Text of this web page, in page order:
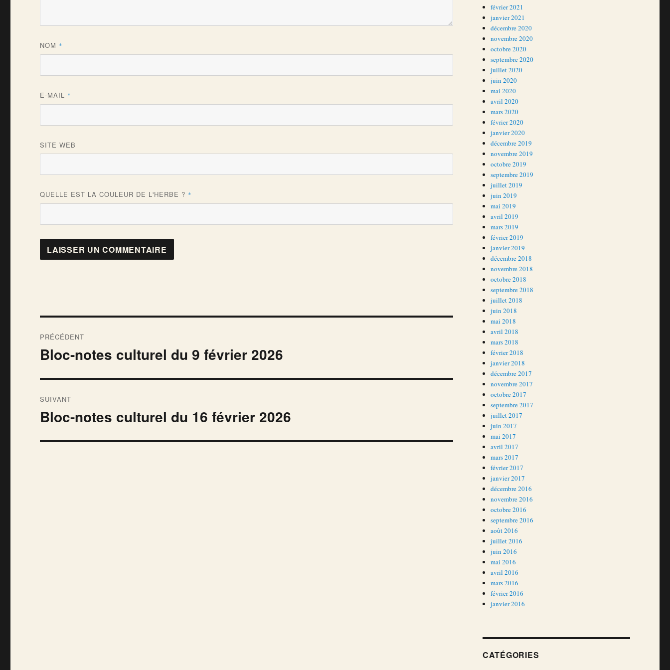
NOM *
E-MAIL *
SITE WEB
QUELLE EST LA COULEUR DE L'HERBE ? *
de
PRÉCÉDENT
Publication
Bloc-notes culturel du 9 février 2026
SUIVANT
Publication
Bloc-notes culturel du 16 février 2026
février 2021
janvier 2021
décembre 2020
novembre 2020
octobre 2020
septembre 2020
juillet 2020
juin 2020
mai 2020
avril 2020
mars 2020
février 2020
janvier 2020
décembre 2019
novembre 2019
octobre 2019
septembre 2019
juillet 2019
juin 2019
mai 2019
avril 2019
mars 2019
février 2019
janvier 2019
décembre 2018
novembre 2018
octobre 2018
septembre 2018
juillet 2018
juin 2018
mai 2018
avril 2018
mars 2018
février 2018
janvier 2018
décembre 2017
novembre 2017
octobre 2017
septembre 2017
juillet 2017
juin 2017
mai 2017
avril 2017
mars 2017
février 2017
janvier 2017
décembre 2016
novembre 2016
octobre 2016
septembre 2016
août 2016
juillet 2016
juin 2016
mai 2016
avril 2016
mars 2016
février 2016
janvier 2016
CATÉGORIES